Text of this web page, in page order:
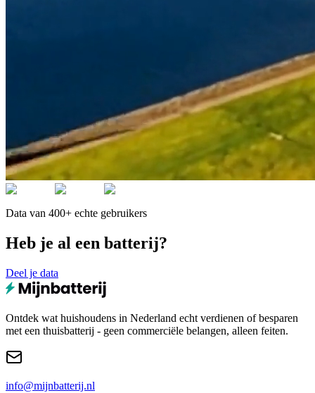
Data van 400+ echte gebruikers
Heb je al een batterij?
Deel je data
Ontdek wat huishoudens in Nederland echt verdienen of besparen
met een thuisbatterij - geen commerciële belangen, alleen feiten.
info@mijnbatterij.nl